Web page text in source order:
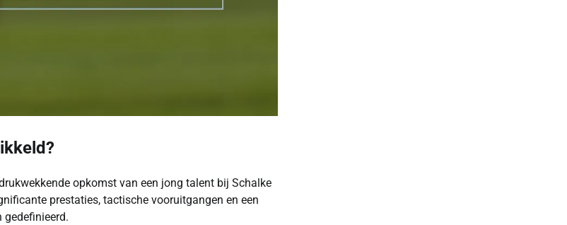
opkomst van een jong talent bij Schalke
prestaties, tactische vooruitgangen en een
gedefinieerd.